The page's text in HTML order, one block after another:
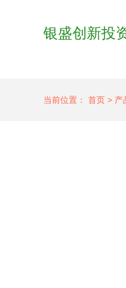
银盛创新投
当前位置： 首页 > 产